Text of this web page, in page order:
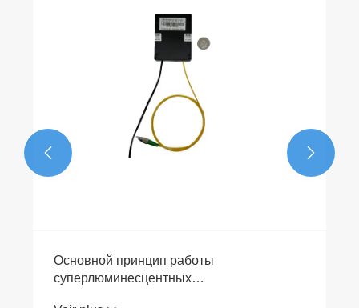
Основной принцип работы
суперлюминесцентных
 